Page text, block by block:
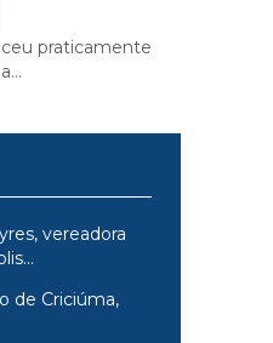
praticamente
vereadora
de Criciúma,